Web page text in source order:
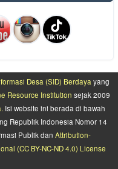
pe...
Desa (SID) Berdaya yang
Resource Institution sejak 2009
Isi website ini berada di bawah
Republik Indonesia Nomor 14
Publik dan Attribution-
(CC BY-NC-ND 4.0) License